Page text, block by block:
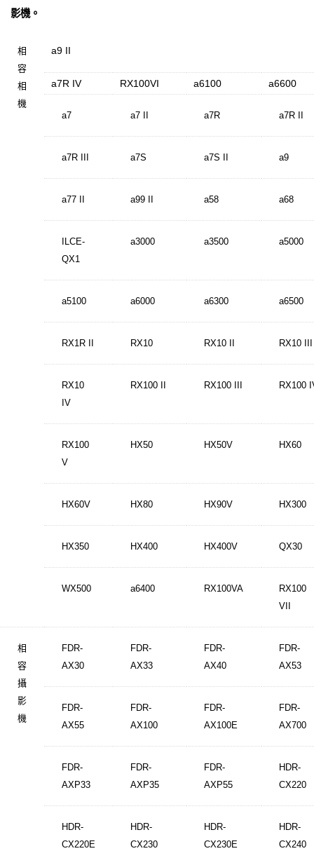
影機。
相
容
相
機
a9 II
a7R IV RX100VI a6100 a6600
a7 a7 II a7R a7R II
a7R III a7S a7S II a9
a77 II a99 II a58 a68
ILCE-
QX1
a3000 a3500 a5000
a5100 a6000 a6300 a6500
RX1R II RX10 RX10 II RX10 III
RX10
IV
RX100 II RX100 III RX100
RX100
V
HX50 HX50V HX60
HX60V HX80 HX90V HX300
HX350 HX400 HX400V QX30
WX500 a6400 RX100VA
RX100
VII
相
容
攝
影
機
FDR-
AX30
FDR-
AX33
FDR-
AX40
FDR-
AX53
FDR-
AX55
FDR-
AX100
FDR-
AX100E
FDR-
AX700
FDR-
AXP33
FDR-
AXP35
FDR-
AXP55
HDR-
CX220
HDR-
CX220E
HDR-
CX230
HDR-
CX230E
HDR-
CX240